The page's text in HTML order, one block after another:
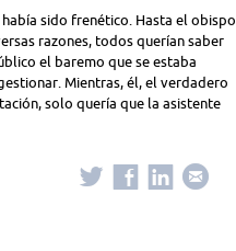
sido frenético. Hasta el obispo
razones, todos querían saber
el baremo que se estaba
Mientras, él, el verdadero
solo quería que la asistente